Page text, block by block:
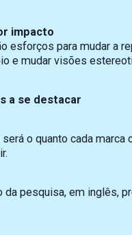
impacto
esforços para mudar a
e mudar visões
a se destacar
o quanto cada marca
pesquisa, em inglês,